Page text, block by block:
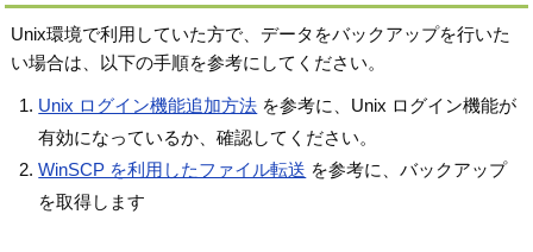
Unix環境で利用していた方で、データをバックアップを行いた
い場合は、以下の手順を参考にしてください。
Unix ログイン機能追加方法 を参考に、Unix ログイン機能が
有効になっているか、確認してください。
WinSCP を利用したファイル転送 を参考に、バックアップ
を取得します